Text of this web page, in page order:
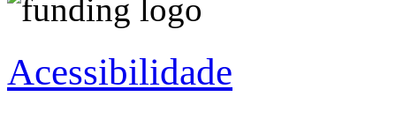
Acessibilidade